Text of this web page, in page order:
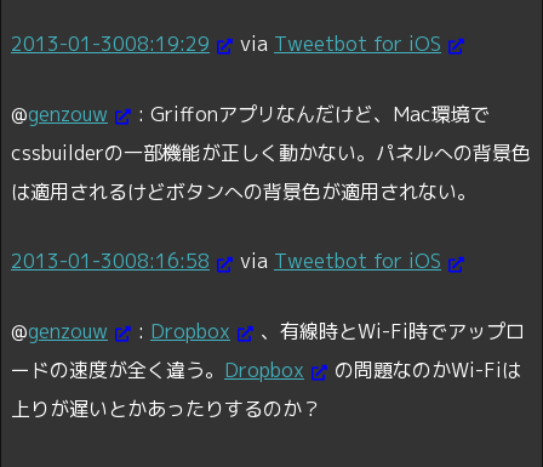
2013-01-3008:19:29 via Tweetbot for iOS
@genzouw : Griffonアプリなんだけど、Mac環境で
cssbuilderの一部機能が正しく動かない。パネルへの背景色
は適用されるけどボタンへの背景色が適用されない。
2013-01-3008:16:58 via Tweetbot for iOS
@genzouw : Dropbox
、有線時とWi-Fi時でアップロ
ードの速度が全く違う。 Dropbox
の問題なのかWi-Fiは
上りが遅いとかあったりするのか？